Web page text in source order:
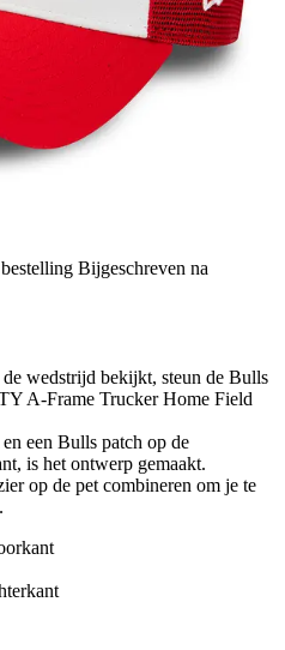
Bijgeschreven na
wedstrijd bekijkt, steun de Bulls
A-Frame Trucker Home Field
een Bulls patch op de
is het ontwerp gemaakt.
op de pet combineren om je te